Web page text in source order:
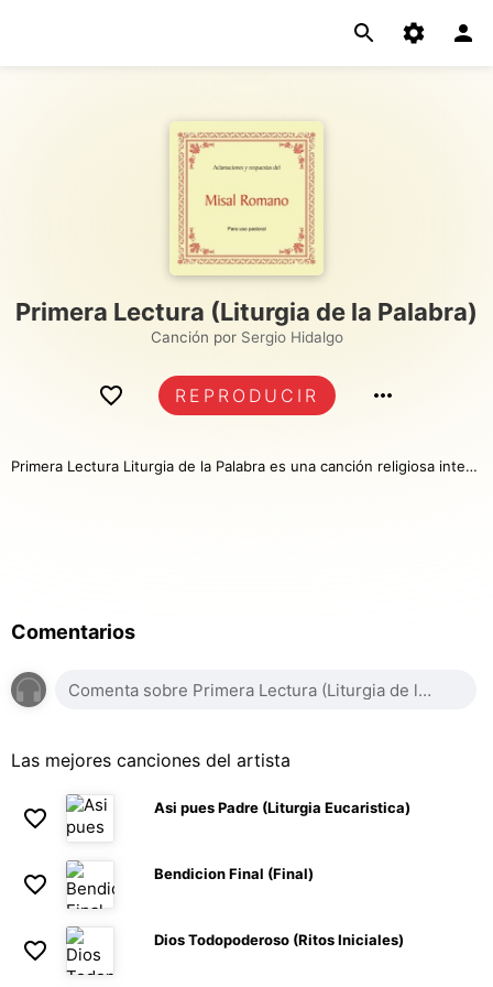
Primera Lectura (Liturgia de la Palabra)
Canción por Sergio Hidalgo
REPRODUCIR
Primera Lectura Liturgia de la Palabra es una canción religiosa interpretada por este artista o banda católica. Tiene una duración de 47 segundos y es la número 1743 de nuestro catálogo. Esperamos sea de tu agrado. Bendiciones.
Comentarios
Las mejores canciones del artista
Asi pues Padre (Liturgia Eucaristica)
Bendicion Final (Final)
Dios Todopoderoso (Ritos Iniciales)